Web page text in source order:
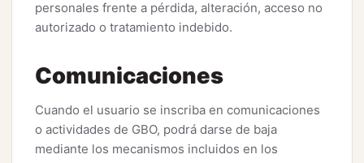
personales frente a pérdida, alteración, acceso no
autorizado o tratamiento indebido.
Comunicaciones
Cuando el usuario se inscriba en comunicaciones
o actividades de GBO, podrá darse de baja
mediante los mecanismos incluidos en los